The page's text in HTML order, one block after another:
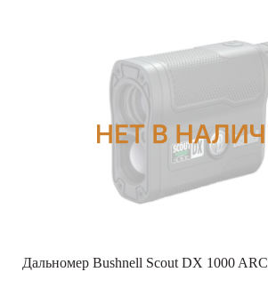
Дальномер Bushnell Scout DX 1000 ARC